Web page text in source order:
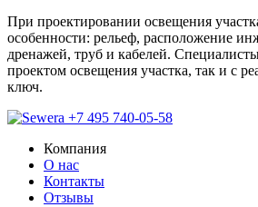
При проектировании освещения
особенности: рельеф, расположение
дренажей, труб и кабелей.
проектом освещения участка, так и с
ключ.
+7 495 740-05-58
Компания
О нас
Контакты
Отзывы